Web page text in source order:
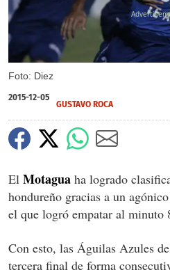
Foto: Diez
2015-12-05
GUSTAVO ROCA
El Motagua ha logrado
hondureño gracias a un
el que logró empatar al minuto
Con esto, las Águilas Azules
tercera final de forma